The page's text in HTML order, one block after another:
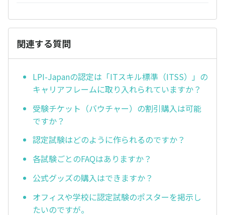
関連する質問
LPI-Japanの認定は「ITスキル標準（ITSS）」の
キャリアフレームに取り入れられていますか？
受験チケット（バウチャー）の割引購入は可能
ですか？
認定試験はどのように作られるのですか？
各試験ごとのFAQはありますか？
公式グッズの購入はできますか？
オフィスや学校に認定試験のポスターを掲示し
たいのですが。